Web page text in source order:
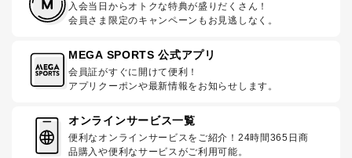
入会当日からオトクな特典が盛りだくさん！
会員さま限定のキャンペーンもお見逃しなく。
MEGA SPORTS 公式アプリ
会員証がすぐに開けて便利！
アプリクーポンや最新情報をお知らせします。
オンラインサービス一覧
便利なオンラインサービスをご紹介！24時間365日商
品購入や便利なサービスがご利用可能。